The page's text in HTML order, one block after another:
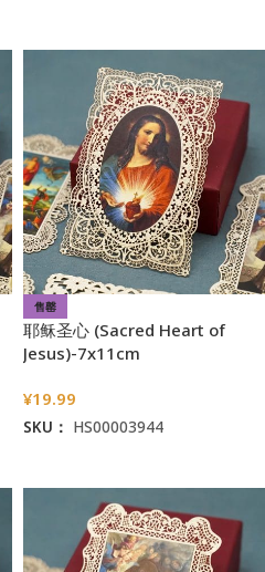
售罄
耶稣圣心 (Sacred Heart of
Jesus)-7x11cm
¥19.99
SKU： HS00003944